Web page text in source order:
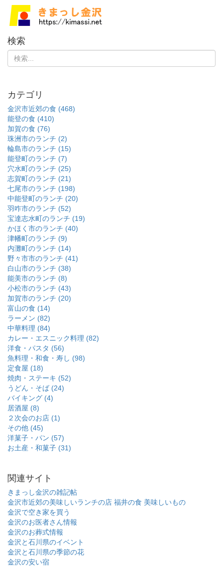
検索
カテゴリ
金沢市近郊の食 (468)
能登の食 (410)
加賀の食 (76)
珠洲市のランチ (2)
輪島市のランチ (15)
能登町のランチ (7)
穴水町のランチ (25)
志賀町のランチ (21)
七尾市のランチ (198)
中能登町のランチ (20)
羽咋市のランチ (52)
宝達志水町のランチ (19)
かほく市のランチ (40)
津幡町のランチ (9)
内灘町のランチ (14)
野々市市のランチ (41)
白山市のランチ (38)
能美市のランチ (8)
小松市のランチ (43)
加賀市のランチ (20)
富山の食 (14)
ラーメン (82)
中華料理 (84)
カレー・エスニック料理 (82)
洋食・パスタ (56)
魚料理・和食・寿し (98)
定食屋 (18)
焼肉・ステーキ (52)
うどん・そば (24)
バイキング (4)
居酒屋 (8)
２次会のお店 (1)
その他 (45)
洋菓子・パン (57)
お土産・和菓子 (31)
関連サイト
きまっし金沢の雑記帖
金沢市近郊の美味しいランチの店 福井の食 美味しいもの
金沢で空き家を買う
金沢のお医者さん情報
金沢のお葬式情報
金沢と石川県のイベント
金沢と石川県の季節の花
金沢の安い宿